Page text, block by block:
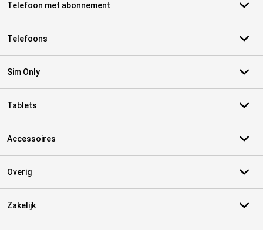
Telefoon met abonnement
Telefoons
Sim Only
Tablets
Accessoires
Overig
Zakelijk